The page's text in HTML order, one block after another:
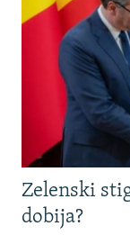
Zelenski
dobija?